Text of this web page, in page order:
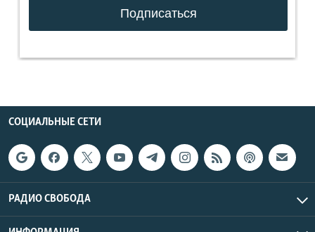
СОЦИАЛЬНЫЕ СЕТИ
РАДИО СВОБОДА